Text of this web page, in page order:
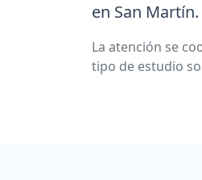
en San Martín.
La atención se
tipo de estudio